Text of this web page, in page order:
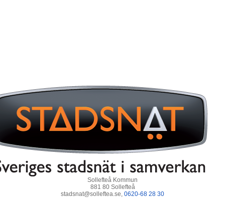
Sollefteå Kommun
881 80 Sollefteå
stadsnat@solleftea.se, 0620-68 28 30